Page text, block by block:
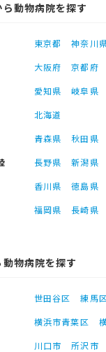
動物病院を探す
東京都 神奈川
大阪府 京都府
愛知県 岐阜県
北海道
青森県 秋田県
長野県 新潟県
香川県 徳島県
福岡県 長崎県
物病院を探す
世田谷区 練馬
横浜市青葉区
川口市 所沢市